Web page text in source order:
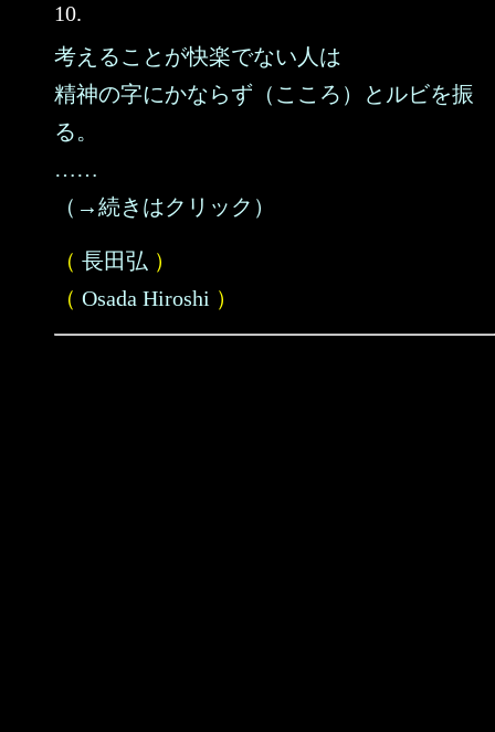
10.
考えることが快楽でない人は
精神の字にかならず（こころ）とルビを振
る。
……
（→続きはクリック）
（ 長田弘 ）
（ Osada Hiroshi ）